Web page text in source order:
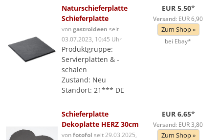
Naturschieferplatte
Schieferplatte
vongastroideen seit
03.07.2023, 10:45 Uhr
Produktgruppe:
Servierplatten & -
schalen
Zustand: Neu
Standort: 21*** DE
EUR 5,50*
Versand: EUR 6,90
Zum Shop »
bei Ebay*
Schieferplatte
Dekoplatte HERZ 30cm
vonfotofol seit 29.03.2025,
EUR 6,65*
Versand: EUR 3,80
Zum Shop »